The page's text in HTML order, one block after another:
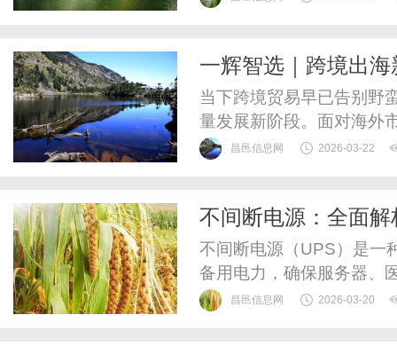
一辉智选｜跨境出
火热开启
当下跨境贸易早已告别野
量发展新阶段。面对海外
规门槛提升、流量成本居
稳抓住全球万亿消费红利
昌邑信息网 2026-03-22
不间断电源：全面
不间断电源（UPS）是一
备用电力，确保服务器、
析了UPS的工作原理、不
昌邑信息网 2026-03-20